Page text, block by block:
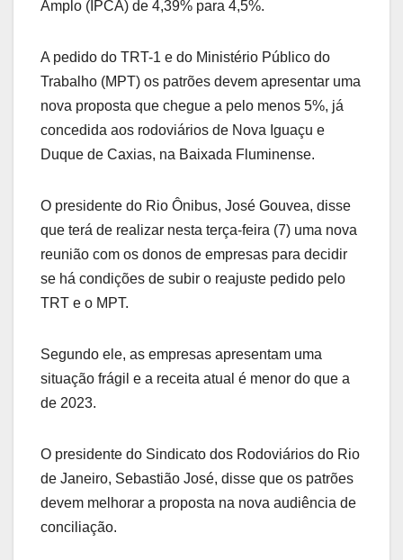
Amplo (IPCA) de 4,39% para 4,5%.
A pedido do TRT-1 e do Ministério Público do
Trabalho (MPT) os patrões devem apresentar uma
nova proposta que chegue a pelo menos 5%, já
concedida aos rodoviários de Nova Iguaçu e
Duque de Caxias, na Baixada Fluminense.
O presidente do Rio Ônibus, José Gouvea, disse
que terá de realizar nesta terça-feira (7) uma nova
reunião com os donos de empresas para decidir
se há condições de subir o reajuste pedido pelo
TRT e o MPT.
Segundo ele, as empresas apresentam uma
situação frágil e a receita atual é menor do que a
de 2023.
O presidente do Sindicato dos Rodoviários do Rio
de Janeiro, Sebastião José, disse que os patrões
devem melhorar a proposta na nova audiência de
conciliação.